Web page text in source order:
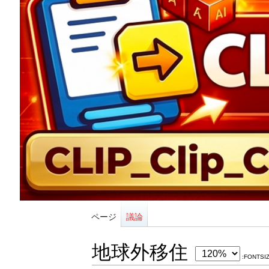
ページ 議論
地球外移住